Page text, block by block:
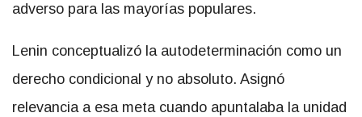
adverso para las mayorías populares.
Lenin conceptualizó la autodeterminación como un
derecho condicional y no absoluto. Asignó
relevancia a esa meta cuando apuntalaba la unidad